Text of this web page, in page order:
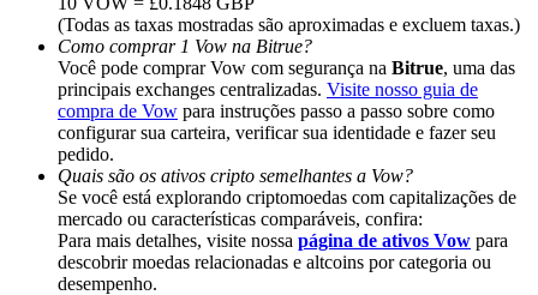
BTC Welcome Rewards
Deposit & Trade BTC to Share 25000 USDT prize pool!
Deposit CASHCAT & Win
Share 500000 CASHCAT prize pool
(Todas as taxas mostradas são aproximadas e excluem taxas.)
Como comprar 1 Vow na Bitrue?
Você pode comprar Vow com segurança na Bitrue, uma das
principais exchanges centralizadas. Visite nosso guia de
compra de Vow para instruções passo a passo sobre como
configurar sua carteira, verificar sua identidade e fazer seu
pedido.
Quais são os ativos cripto semelhantes a Vow?
Se você está explorando criptomoedas com capitalizações de
mercado ou características comparáveis, confira:
Para mais detalhes, visite nossa página de ativos Vow para
descobrir moedas relacionadas e altcoins por categoria ou
desempenho.